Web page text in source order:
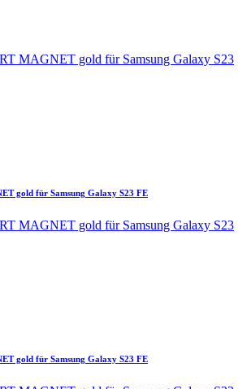
gold für Samsung Galaxy S23 FE
gold für Samsung Galaxy S23 FE